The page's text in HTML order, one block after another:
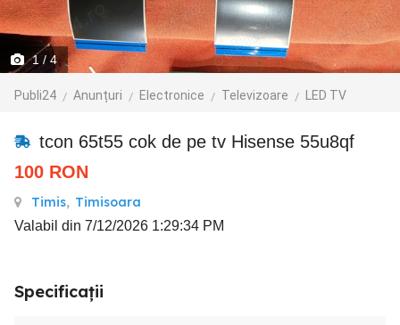
1 / 4
Publi24 Anunțuri Electronice Televizoare LED TV
tcon 65t55 cok de pe tv Hisense 55u8qf
100 RON
Timis, Timisoara
Valabil din 7/12/2026 1:29:34 PM
Specificații